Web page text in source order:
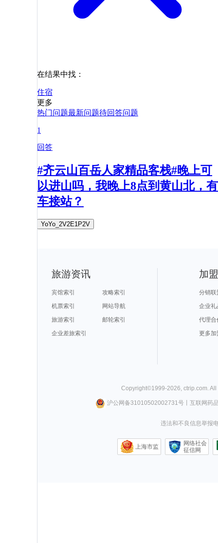
在结果中找：
住宿
更多
热门问题最新问题待回答问题
1
回答
#齐云山百岳人家精品客栈#晚上可
以进山吗，我晚上8点到黄山北，有
车接站？
YoYo_2V2E1P2V
旅游资讯
宾馆索引
攻略索引
机票索引
网站导航
旅游索引
邮轮索引
企业差旅索引
加
分销联
企业礼
代理合
更多加
Copyright©1999-2026 ctrip.com .
沪公网备31010502002731号丨 互联网药
违法和不良信息举报
上海市监
网络社会
征信网